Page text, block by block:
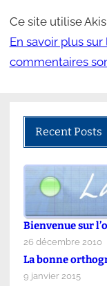
Ce site utilise
En savoir plus
commentaires
Recent Posts
Bienvenue sur
26 décembre 2010
La bonne
9 janvier 2015